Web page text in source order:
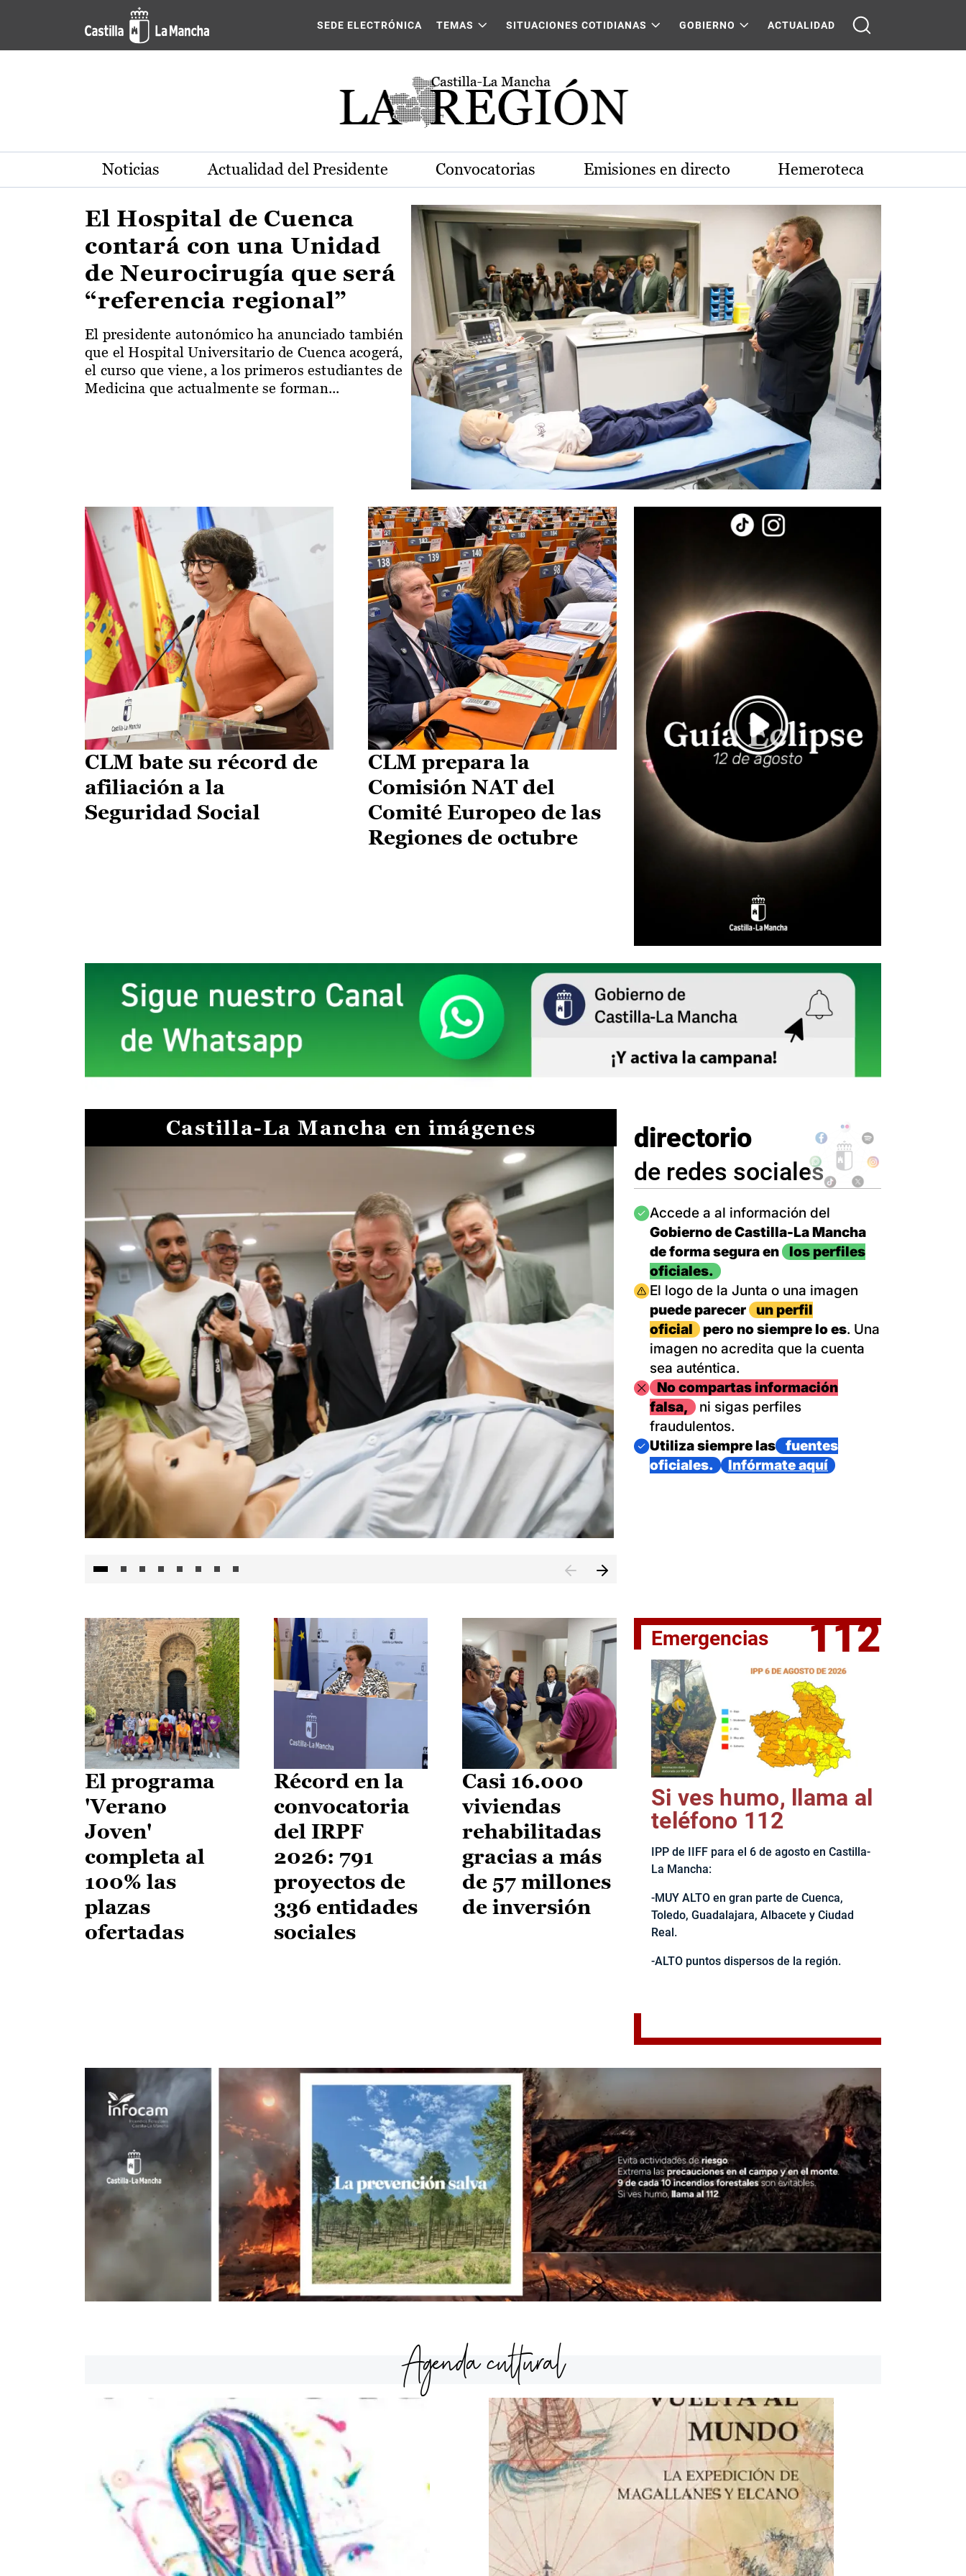
Pasar al contenido principal
Actualidad de la región de Castilla-La Mancha
SEDE ELECTRÓNICA TEMAS SITUACIONES COTIDIANAS GOBIERNO ACTUALIDAD
Noticias Actualidad del Presidente Convocatorias Emisiones en directo Hemeroteca
El Hospital de Cuenca
contará con una Unidad
de Neurocirugía que será
“referencia regional”
El presidente autonómico ha anunciado también
que el Hospital Universitario de Cuenca acogerá,
el curso que viene, a los primeros estudiantes de
Medicina que actualmente se forman...
CLM bate su récord de
afiliación a la
Seguridad Social
CLM prepara la
Comisión NAT del
Comité Europeo de las
Regiones de octubre
Castilla-La Mancha en imágenes
El jefe del Ejecutivo castellanomanchego, Emiliano García-
directorio
de redes sociales
Imagen
Accede a al información del
Gobierno de Castilla-La Mancha
de forma segura en
los perfiles
oficiales.
Imagen
El logo de la Junta o una imagen
puede parecer
un perfil
oficial
pero no siempre lo es. Una
imagen no acredita que la cuenta
sea auténtica.
ImagenNo compartas información
falsa,
ni sigas perfiles
fraudulentos.
Imagen
Utiliza siempre las
fuentes
oficiales.
Infórmate aquí
El programa
'Verano
Joven'
completa al
100% las
plazas
ofertadas
Récord en la
convocatoria
del IRPF
2026: 791
proyectos de
336 entidades
sociales
Casi 16.000
viviendas
rehabilitadas
gracias a más
de 57 millones
de inversión
Emergencias 112
Si ves humo, llama al
teléfono 112
IPP de IIFF para el 6 de agosto en Castilla-
La Mancha:
-MUY ALTO en gran parte de Cuenca,
Toledo, Guadalajara, Albacete y Ciudad
Real.
-ALTO puntos dispersos de la región.
Agenda cultural